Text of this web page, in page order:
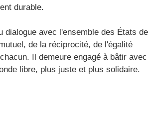
durable.
dialogue avec l'ensemble des États de
de la réciprocité, de l'égalité
Il demeure engagé à bâtir avec
libre, plus juste et plus solidaire.